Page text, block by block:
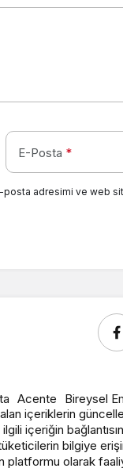
E-Posta *
posta adresimi ve web
Acente Bireysel
içeriklerin
içeriğin
bilgiye
platformu olarak